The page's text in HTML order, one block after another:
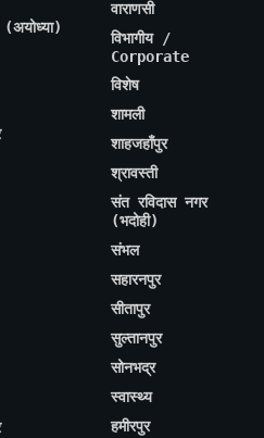
वाराणसी
विभागीय /
Corporate
विशेष
शामली
शाहजहाँपुर
श्रावस्ती
संत रविदास नगर
(भदोही)
संभल
सहारनपुर
सीतापुर
सुल्तानपुर
सोनभद्र
स्वास्थ्य
हमीरपुर